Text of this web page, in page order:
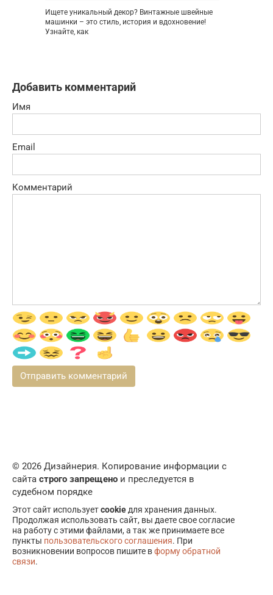
Ищете уникальный декор? Винтажные швейные
машинки – это стиль, история и вдохновение!
Узнайте, как
Добавить комментарий
Имя
Email
Комментарий
© 2026 Дизайнерия. Копирование информации с
сайта строго запрещено и преследуется в
судебном порядке
Этот сайт используетcookieдля хранения данных.
Продолжая использовать сайт, вы даете свое согласие
на работу с этими файлами, а так же принимаете все
пункты пользовательского соглашения. При
возникновении вопросов пишите вформу обратной
связи.